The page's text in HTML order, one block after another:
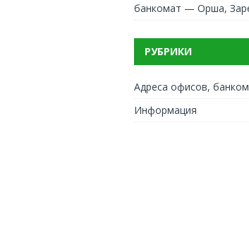
банкомат — Орша,
РУБРИКИ
Адреса офисов,
Информация